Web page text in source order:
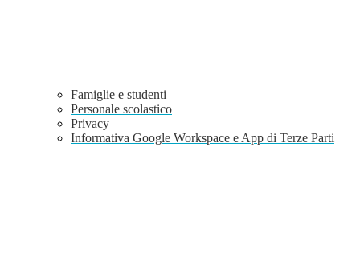
Famiglie e studenti
Personale scolastico
Privacy
Informativa Google Workspace e App di Terze Parti